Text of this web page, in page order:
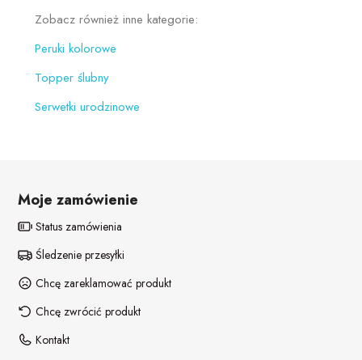
Zobacz również inne kategorie:
Peruki kolorowe
Topper ślubny
Serwetki urodzinowe
Moje zamówienie
Status zamówienia
Śledzenie przesyłki
Chcę zareklamować produkt
Chcę zwrócić produkt
Kontakt